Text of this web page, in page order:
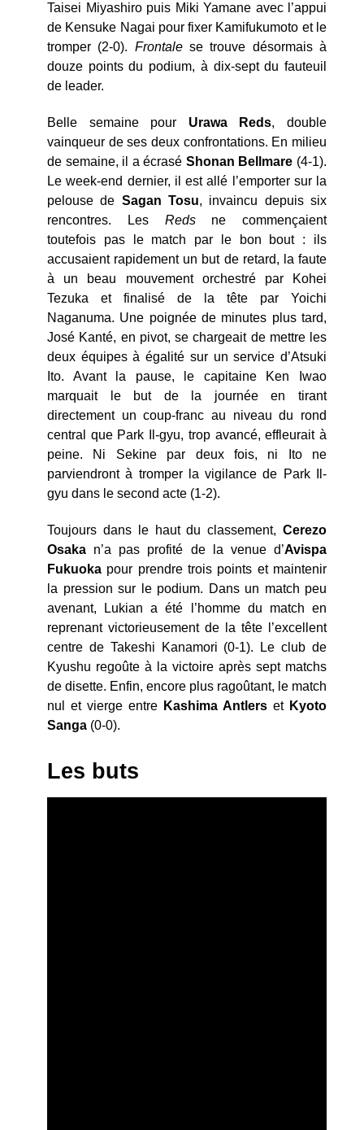
Taisei Miyashiro puis Miki Yamane avec l’appui
de Kensuke Nagai pour fixer Kamifukumoto et le
tromper (2-0). Frontalese trouve désormais à
douze points du podium, à dix-sept du fauteuil
de leader.
Belle semaine pour Urawa Reds, double
vainqueur de ses deux confrontations. En milieu
de semaine, il a écrasé Shonan Bellmare (4-1).
Le week-end dernier, il est allé l’emporter sur la
pelouse de Sagan Tosu, invaincu depuis six
rencontres. Les Redsne commençaient
toutefois pas le match par le bon bout : ils
accusaient rapidement un but de retard, la faute
à un beau mouvement orchestré par Kohei
Tezuka et finalisé de la tête par Yoichi
Naganuma. Une poignée de minutes plus tard,
José Kanté, en pivot, se chargeait de mettre les
deux équipes à égalité sur un service d’Atsuki
Ito. Avant la pause, le capitaine Ken Iwao
marquait le but de la journée en tirant
directement un coup-franc au niveau du rond
central que Park Il-gyu, trop avancé, effleurait à
peine. Ni Sekine par deux fois, ni Ito ne
parviendront à tromper la vigilance de Park Il-
gyu dans le second acte (1-2).
Toujours dans le haut du classement, Cerezo
Osaka n’a pas profité de la venue d’Avispa
Fukuoka pour prendre trois points et maintenir
la pression sur le podium. Dans un match peu
avenant, Lukian a été l’homme du match en
reprenant victorieusement de la tête l’excellent
centre de Takeshi Kanamori (0-1). Le club de
Kyushu regoûte à la victoire après sept matchs
de disette. Enfin, encore plus ragoûtant, le match
nul et vierge entre Kashima Antlers et Kyoto
Sanga (0-0).
Les buts